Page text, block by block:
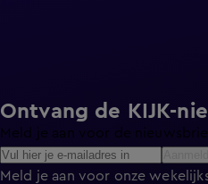
Ontvang de KIJK-
Meld je aan voor de
Meld je aan voor onze